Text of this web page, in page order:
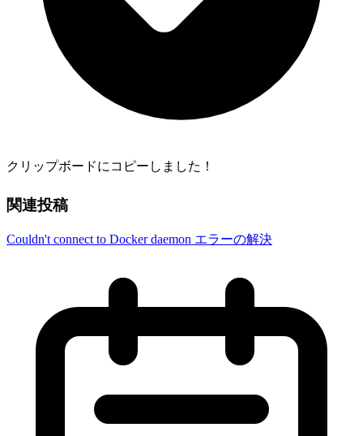
クリップボードにコピーしました！
関連投稿
Couldn't connect to Docker daemon エラーの解決